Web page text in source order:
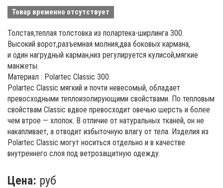
Товар временно отсутствует
Толстая,теплая толстовка из полартека-ширлинга 300.
Высокий ворот,разъемная молния,два боковых кармана,
и один нагрудный карман,низ регулируется кулисой,мягкие
манжеты.
Материал : Polartec Classic 300.
Polartec Classic мягкий и почти невесомый, обладает
превосходными теплоизолирующими свойствами. По тепловым
свойствам Classic вдвое превосходит овечью шерсть и более
чем втрое — хлопок. В отличие от натуральных тканей, он не
накапливает, а отводит избыточную влагу от тела. Изделия из
Polartec Classic могут носиться отдельно и в качестве
внутреннего слоя под ветрозащитную одежду.
Цена: руб